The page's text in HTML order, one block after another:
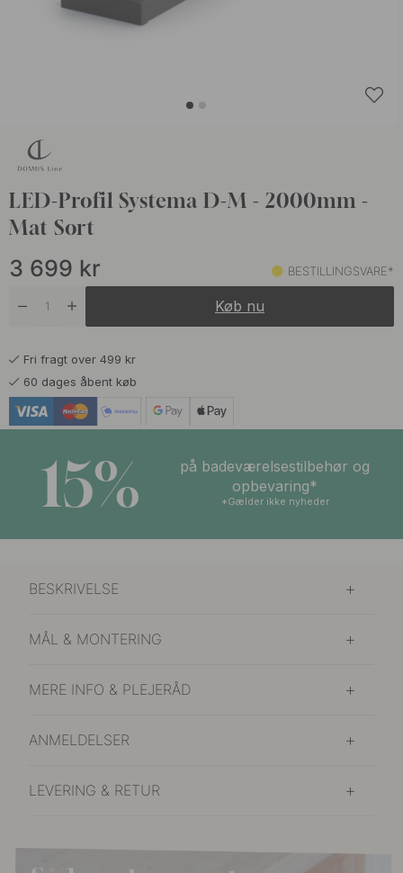
LED-Profil Systema D-M - 2000mm -
Mat Sort
3 699 kr BESTILLINGSVARE*
Køb nu
Fri fragt over 499 kr
60 dages åbent køb
15%
på badeværelsestilbehør og
opbevaring*
*Gælder ikke nyheder
BESKRIVELSE
MÅL & MONTERING
MERE INFO & PLEJERÅD
ANMELDELSER
LEVERING & RETUR